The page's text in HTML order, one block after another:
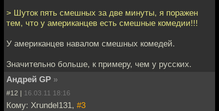
> Шуток пять смешных за две минуты, я поражен
тем, что у американцев есть смешные комедии!!!
У американцев навалом смешных комедей.
Значительно больше, к примеру, чем у русских.
Андрей GP »
#12 | 16.03.11 18:16
Кому: Xrundel131, #3